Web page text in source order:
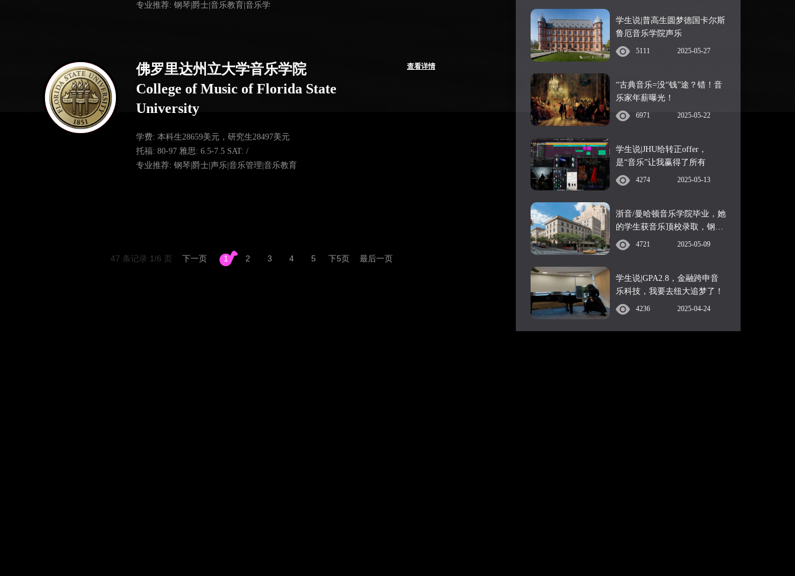
专业推荐: 钢琴|爵士|音乐教育|音乐学
佛罗里达州立大学音乐学院
College of Music of Florida State
University
学费: 本科生28659美元，研究生28497美元
托福: 80-97 雅思: 6.5-7.5 SAT: /
专业推荐: 钢琴|爵士|声乐|音乐管理|音乐教育
查看详情
47 条记录 1/6 页 下一页 1 2 3 4 5 下5页 最后一页
学生说|普高生圆梦德国卡尔斯
鲁厄音乐学院声乐
5111 2025-05-27
“古典音乐=没“钱”途？错！音
乐家年薪曝光！
6971 2025-05-22
学生说|JHU给转正offer，
是“音乐”让我赢得了所有
4274 2025-05-13
浙音/曼哈顿音乐学院毕业，她
的学生获音乐顶校录取，钢琴
表演的关键是：
4721 2025-05-09
学生说|GPA2.8，金融跨申音
乐科技，我要去纽大追梦了！
4236 2025-04-24